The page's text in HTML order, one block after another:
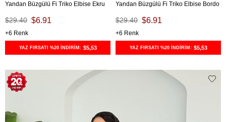
Yandan Büzgülü Fi Triko Elbise Ekru
$6.91
$29.40
6
YAZ FIRSATI %20 İNDİRİM: $5,53
Yandan Büzgülü Fi Triko Elbise Bordo
$6.91
$29.40
6
YAZ FIRSATI %20 İNDİRİM: $5,53